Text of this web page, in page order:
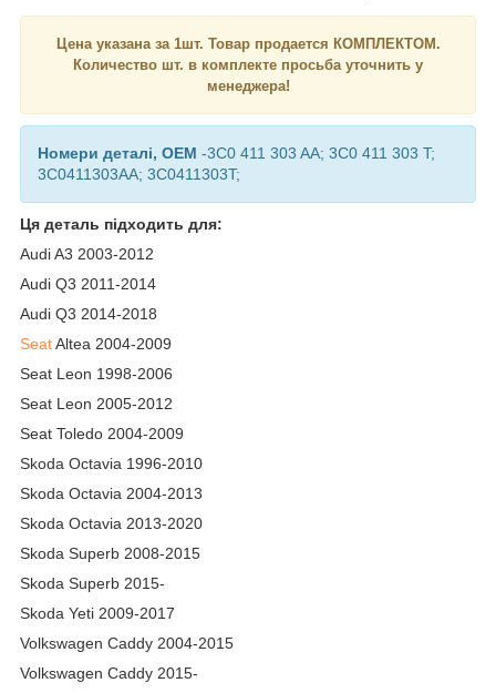
Цена указана за 1шт. Товар продается КОМПЛЕКТОМ.
Количество шт. в комплекте просьба уточнить у
менеджера!
Номери деталі, OEM -3C0 411 303 AA; 3C0 411 303 T;
3C0411303AA; 3C0411303T;
Ця деталь підходить для:
Audi A3 2003-2012
Audi Q3 2011-2014
Audi Q3 2014-2018
SeatAltea 2004-2009
Seat Leon 1998-2006
Seat Leon 2005-2012
Seat Toledo 2004-2009
Skoda Octavia 1996-2010
Skoda Octavia 2004-2013
Skoda Octavia 2013-2020
Skoda Superb 2008-2015
Skoda Superb 2015-
Skoda Yeti 2009-2017
Volkswagen Caddy 2004-2015
Volkswagen Caddy 2015-